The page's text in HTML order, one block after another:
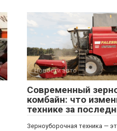
Новости авто
Современный
комбайн: что
технике за
Зерноуборочная техника —